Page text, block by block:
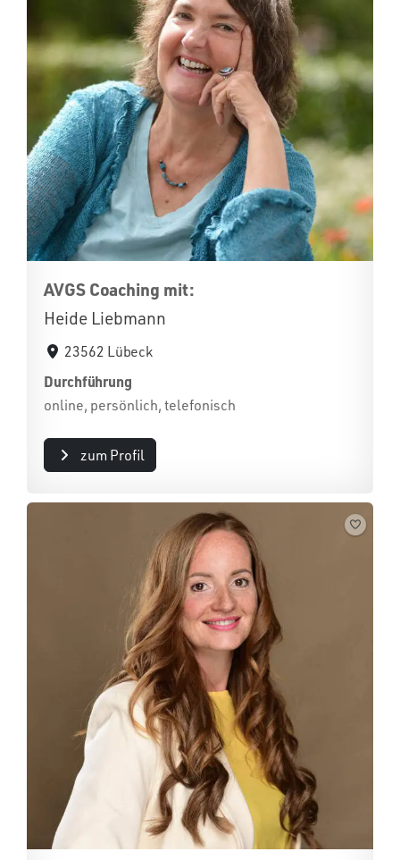
AVGS Coaching mit:
Heide Liebmann
23562 Lübeck
Durchführung
online, persönlich, telefonisch
zum Profil